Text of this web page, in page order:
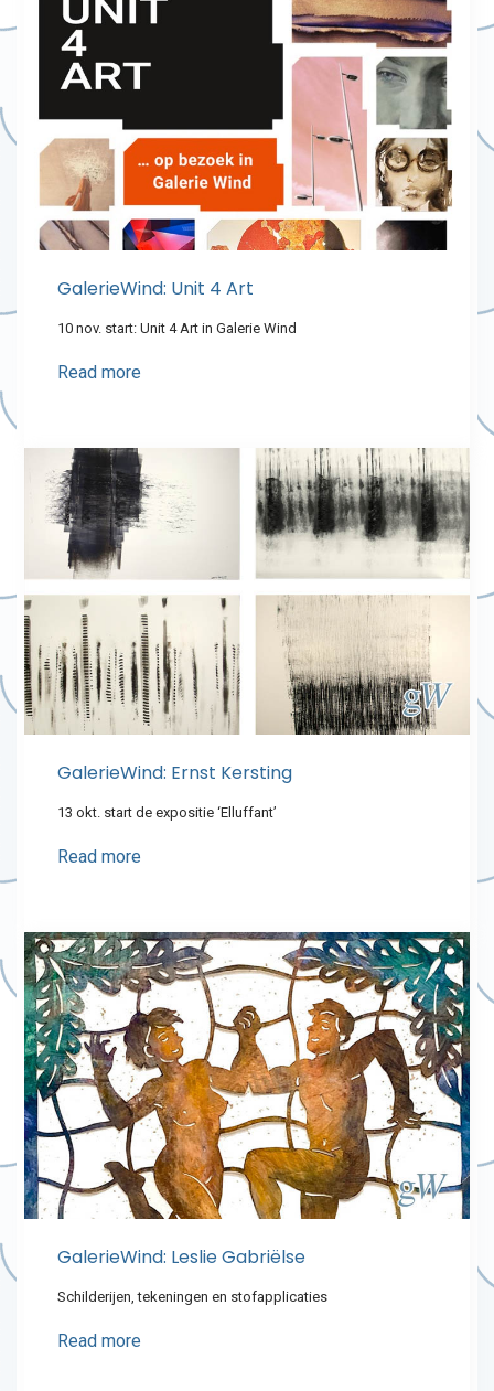
GalerieWind: Unit 4 Art
10 nov. start: Unit 4 Art in Galerie Wind
Read more
GalerieWind: Ernst Kersting
13 okt. start de expositie ‘Elluffant’
Read more
GalerieWind: Leslie Gabriëlse
Schilderijen, tekeningen en stofapplicaties
Read more